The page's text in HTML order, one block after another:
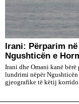
Irani: Përparim
Ngushticën e
Irani dhe Omani kanë
lundrimi nëpër
gjeografike të këtij